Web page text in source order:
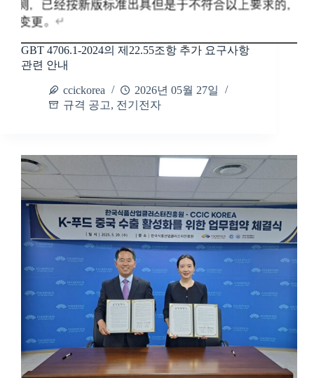
GBT 4706.1-2024의 제22.55조항 추가 요구사항
관련 안내
ccickorea
2026년 05월 27일
규격 공고, 전기전자